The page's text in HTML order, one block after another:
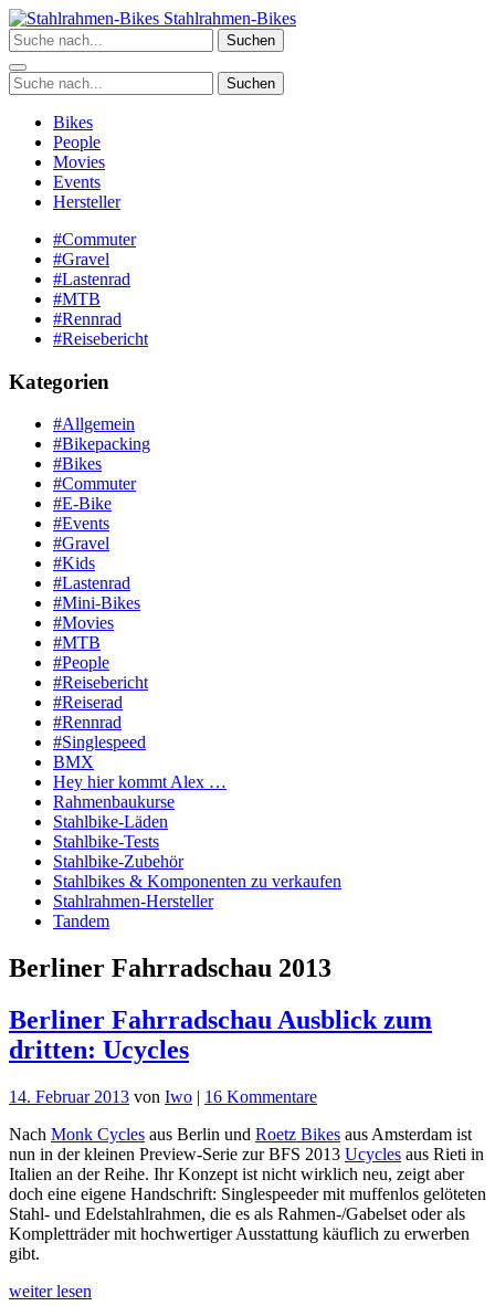
Zum
Inhalt
springen
Stahlrahmen-Bikes
Suchen
Suchen
Bikes
People
Movies
Events
Hersteller
#Commuter
#Gravel
#Lastenrad
#MTB
#Rennrad
#Reisebericht
Kategorien
#Allgemein
#Bikepacking
#Bikes
#Commuter
#E-Bike
#Events
#Gravel
#Kids
#Lastenrad
#Mini-Bikes
#Movies
#MTB
#People
#Reisebericht
#Reiserad
#Rennrad
#Singlespeed
BMX
Hey hier kommt Alex …
Rahmenbaukurse
Stahlbike-Läden
Stahlbike-Tests
Stahlbike-Zubehör
Stahlbikes & Komponenten zu verkaufen
Stahlrahmen-Hersteller
Tandem
Berliner Fahrradschau 2013
Berliner Fahrradschau Ausblick zum
dritten: Ucycles
14. Februar 2013 von Iwo | 16 Kommentarezu
Fahrradschau
Ausblick
zum
dritten:
Ucycles
Nach Monk Cycles aus Berlin und Roetz Bikes aus Amsterdam ist
nun in der kleinen Preview-Serie zur BFS 2013 Ucycles aus Rieti in
Italien an der Reihe. Ihr Konzept ist nicht wirklich neu, zeigt aber
doch eine eigene Handschrift: Singlespeeder mit muffenlos gelöteten
Stahl- und Edelstahlrahmen, die es als Rahmen-/Gabelset oder als
Kompletträder mit hochwertiger Ausstattung käuflich zu erwerben
gibt.
weiter lesen